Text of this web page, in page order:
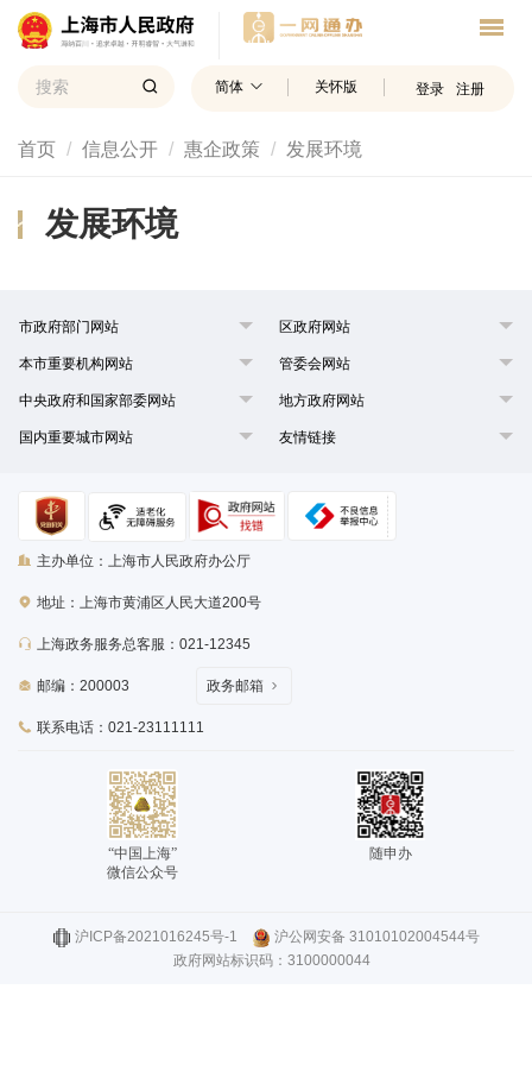
简体 关怀版 登录 注册
首页 信息公开 惠企政策 发展环境
发展环境
市政府部门网站 区政府网站
本市重要机构网站 管委会网站
中央政府和国家部委网站 地方政府网站
国内重要城市网站 友情链接
主办单位：上海市人民政府办公厅
地址：上海市黄浦区人民大道200号
上海政务服务总客服：021-12345
邮编：200003
联系电话：021-23111111
政务邮箱
“中国上海”
微信公众号
随申办
沪ICP备2021016245号-1
沪公网安备 31010102004544号
政府网站标识码：3100000044